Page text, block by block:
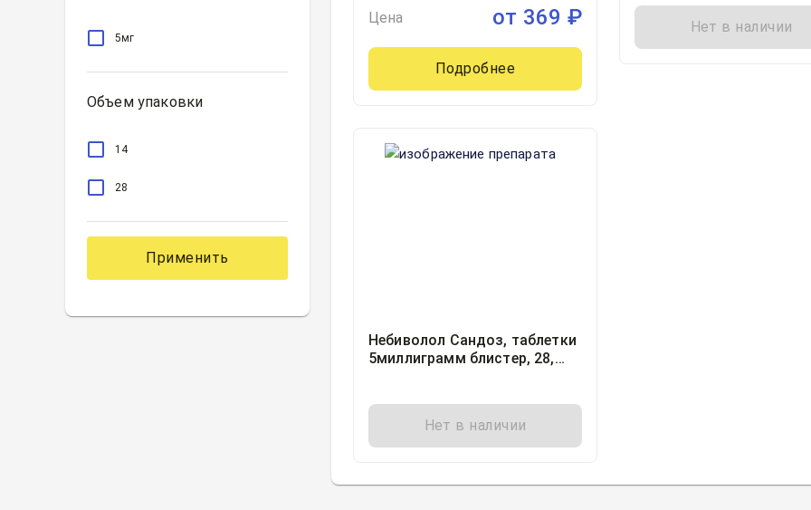
5мг
Объем упаковки
14
28
Применить
Цена от 369 ₽
Подробнее
Нет в наличии
Небиволол Сандоз, таблетки
5миллиграмм блистер, 28,
Нет в наличии